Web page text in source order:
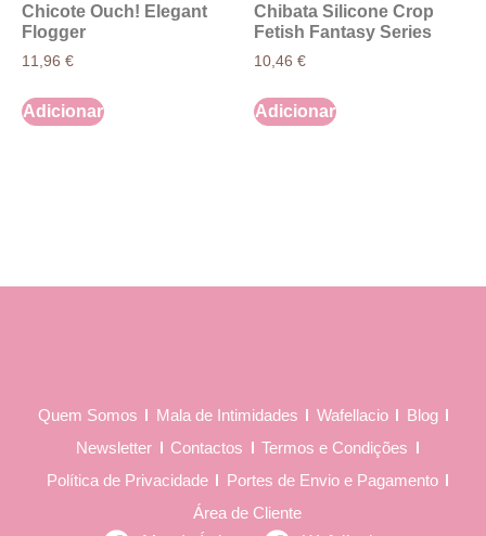
Chicote Ouch! Elegant
Flogger
11,96 €
Adicionar
Chibata Silicone Crop
Fetish Fantasy Series
10,46 €
Adicionar
Quem Somos Mala de Intimidades Wafellacio
Blog
Newsletter
Contactos
Termos e Condições
Política de Privacidade
Portes de Envio e Pagamento
Área de Cliente